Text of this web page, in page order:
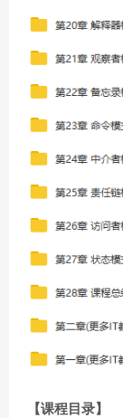
【课程目录】